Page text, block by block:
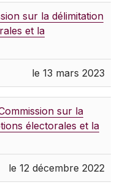
sur la délimitation
et la
le 13 mars 2023
sur la
électorales et la
le 12 décembre 2022